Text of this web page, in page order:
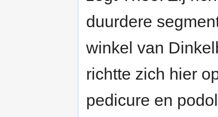
duurdere
winkel van
richtte zich hier
pedicure en